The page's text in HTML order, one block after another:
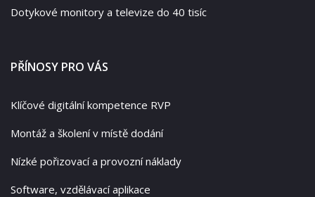
Dotykové monitory a televize do 40 tisíc
PŘÍNOSY PRO VÁS
Klíčové digitální kompetence RVP
Montáž a školení v místě dodání
Nízké pořizovací a provozní náklady
Software, vzdělávací aplikace